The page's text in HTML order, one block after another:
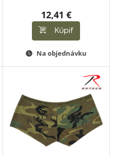
12,41 €
Kúpiť
Na objednávku